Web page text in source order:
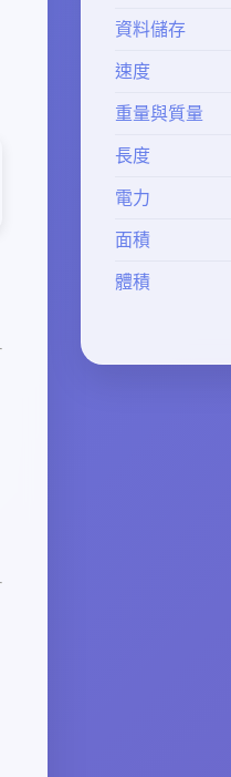
資料儲存
速度
重量與質量
長度
電力
面積
體積